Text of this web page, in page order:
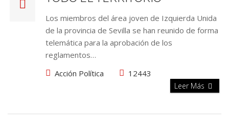
Los miembros del área joven de Izquierda Unida
de la provincia de Sevilla se han reunido de forma
telemática para la aprobación de los
reglamentos…
Acción Política
12443
Leer Más